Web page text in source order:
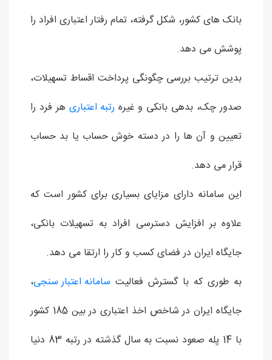
بانک های کشور، شکل گرفته، تمام رفتار اعتباری افراد را
پوشش می دهد.
بدین ترتیب بررسی چگونگی پرداخت اقساط تسهیلات،
صدور چک، بدهی بانکی و غیره رتبه اعتباری هر فرد را
تعیین و آن ها را در دسته خوش حساب یا بد حساب
قرار می دهد.
این سامانه دارای مزایای بسیاری برای کشور است که
علاوه بر افزایش دسترسی افراد به تسهیلات بانکی،
جایگاه ایران در فضای کسب و کار را ارتقا می دهد.
به طوری که با گسترش فعالیت سامانه اعتبار سنجی،
جایگاه ایران در شاخص اخذ اعتباری در بین 185 کشور
با 14 پله صعود نسبت به سال گذشته در رتبه 83 دنیا